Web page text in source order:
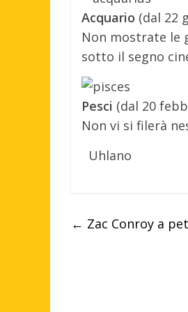
Acquario (dal 22
Non mostrate le
sotto il segno
Pesci (dal 20
Non vi si filerà
Uhlano
← Zac Conroy a